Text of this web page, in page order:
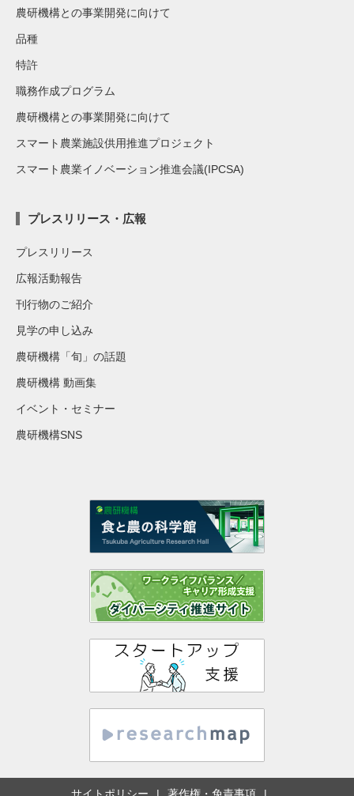
農研機構との事業開発に向けて
品種
特許
職務作成プログラム
農研機構との事業開発に向けて
スマート農業施設供用推進プロジェクト
スマート農業イノベーション推進会議(IPCSA)
プレスリリース・広報
プレスリリース
広報活動報告
刊行物のご紹介
見学の申し込み
農研機構「旬」の話題
農研機構 動画集
イベント・セミナー
農研機構SNS